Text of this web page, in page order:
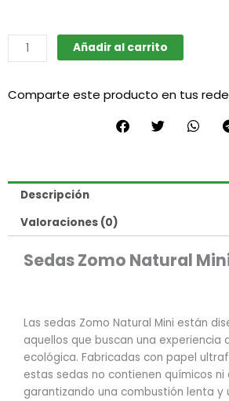
Sedas
natural
(Zomo)
Añadir al carrito
Comparte este producto en tus
Descripción
Valoraciones (0)
Sedas Zomo Natural
Las sedas Zomo Natural Mini están
aquellos que buscan una experiencia
ecológica. Fabricadas con papel
estas sedas no contienen químicos ni
garantizando una combustión lenta y